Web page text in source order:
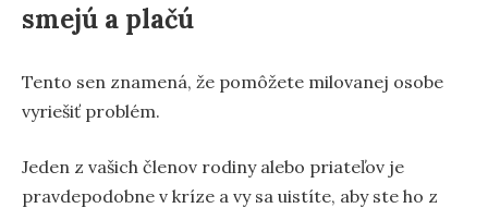
smejú a plačú
Tento sen znamená, že pomôžete milovanej osobe
vyriešiť problém.
Jeden z vašich členov rodiny alebo priateľov je
pravdepodobne v kríze a vy sa uistíte, aby ste ho z